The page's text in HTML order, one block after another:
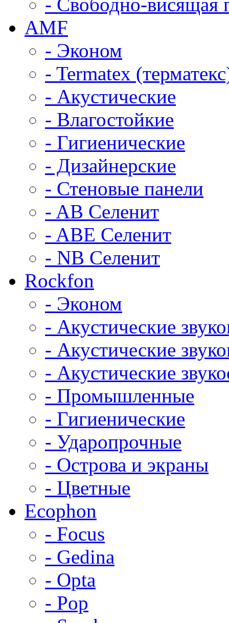
AMF
- Эконом
- Termatex
- Акустические
- Влагостойкие
- Гигиенические
- Дизайнерские
- Стеновые панели
- AB Селенит
- ABE Селенит
- NB Селенит
Rockfon
- Эконом
- Акустические
- Акустические
- Акустические
- Промышленные
- Гигиенические
- Ударопрочные
- Острова и экраны
- Цветные
Ecophon
- Focus
- Gedina
- Opta
- Pop